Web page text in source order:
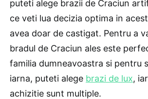
puteti alege brazii de Craciun
ce veti lua decizia optima in
avea doar de castigat. Pentru a
bradul de Craciun ales este
familia dumneavoastra si pentru
iarna, puteti alege brazi de lux,
achizitie sunt multiple.